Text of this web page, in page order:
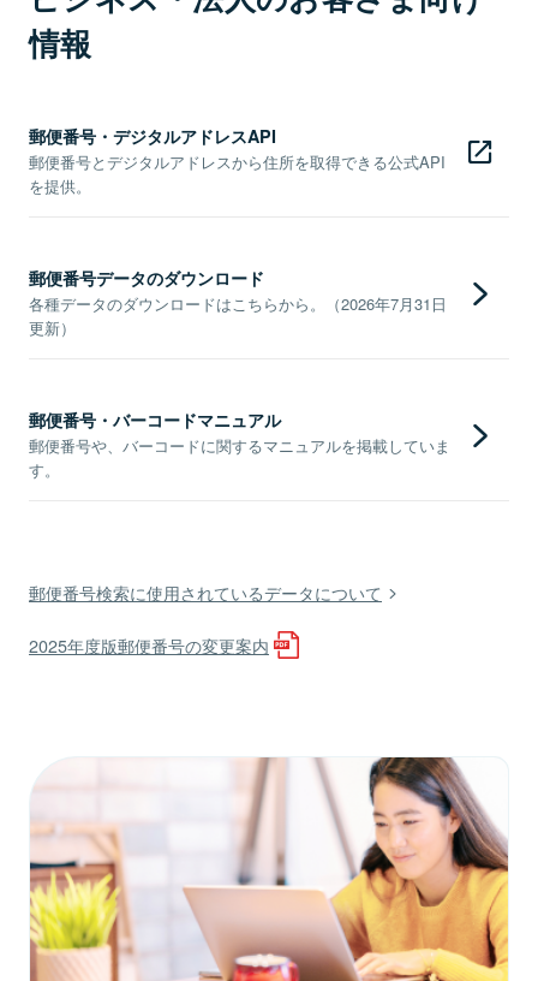
情報
郵便番号・デジタルアドレスAPI
郵便番号とデジタルアドレスから住所を取得できる公式API
を提供。
郵便番号データのダウンロード
各種データのダウンロードはこちらから。（2026年7月31日
更新）
郵便番号・バーコードマニュアル
郵便番号や、バーコードに関するマニュアルを掲載していま
す。
郵便番号検索に使用されているデータについて
2025年度版郵便番号の変更案内